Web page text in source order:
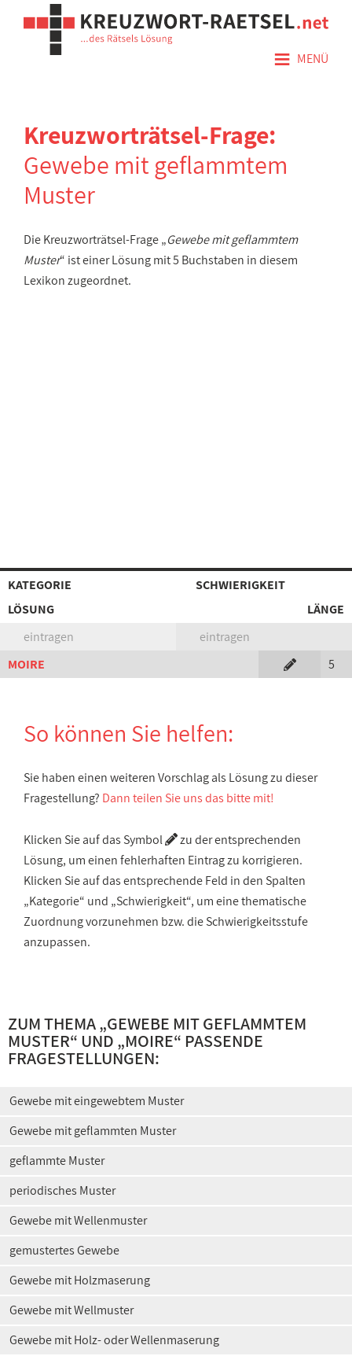
≡ MENÜ
Kreuzworträtsel-Frage:
Gewebe mit geflammtem
Muster
Die Kreuzworträtsel-Frage „Gewebe mit geflammtem
Muster“ ist einer Lösung mit 5 Buchstaben in diesem
Lexikon zugeordnet.
KATEGORIE
SCHWIERIGKEIT
LÖSUNG
LÄNGE
eintragen
eintragen
MOIRE
5
So können Sie helfen:
Sie haben einen weiteren Vorschlag als Lösung zu dieser
Fragestellung? Dann teilen Sie uns das bitte mit!
Klicken Sie auf das Symbol
zu der entsprechenden
Lösung, um einen fehlerhaften Eintrag zu korrigieren.
Klicken Sie auf das entsprechende Feld in den Spalten
„Kategorie“ und „Schwierigkeit“, um eine thematische
Zuordnung vorzunehmen bzw. die Schwierigkeitsstufe
anzupassen.
ZUM THEMA „GEWEBE MIT GEFLAMMTEM
MUSTER“ UND „MOIRE“ PASSENDE
FRAGESTELLUNGEN:
Gewebe mit eingewebtem Muster
Gewebe mit geflammten Muster
geflammte Muster
periodisches Muster
Gewebe mit Wellenmuster
gemustertes Gewebe
Gewebe mit Holzmaserung
Gewebe mit Wellmuster
Gewebe mit Holz- oder Wellenmaserung